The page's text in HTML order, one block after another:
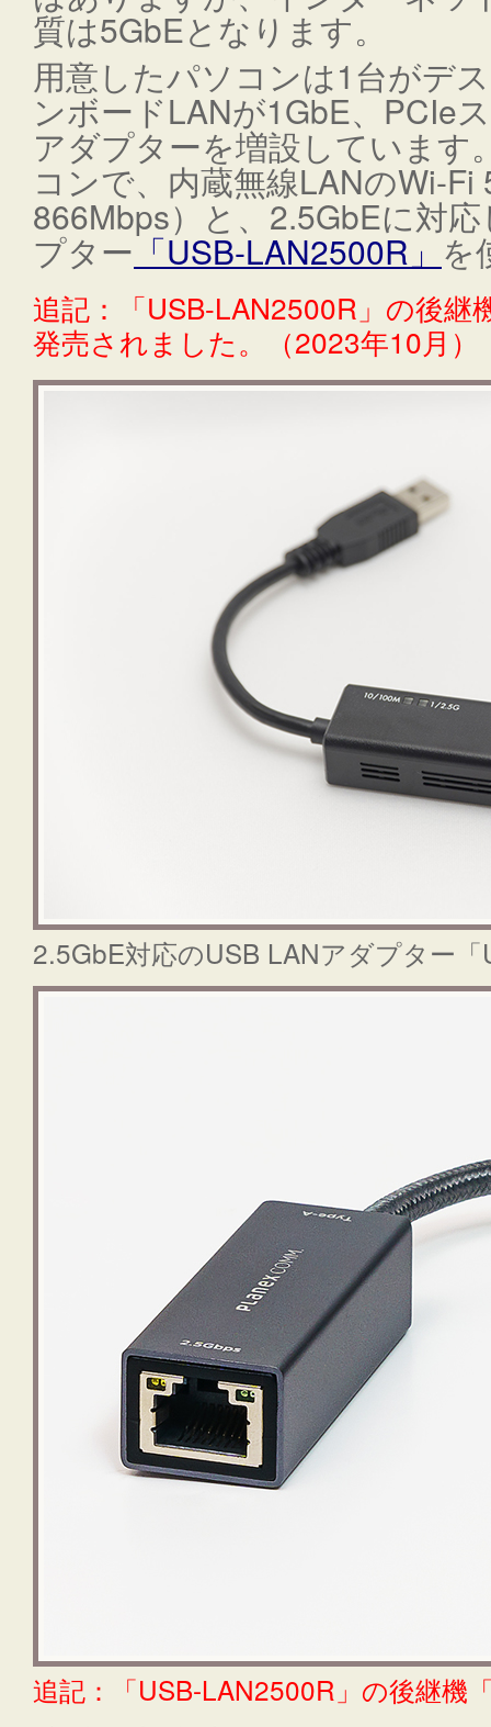
質は5GbEとなります。
用意したパソコンは1台がデ
ンボードLANが1GbE、PCIe
アダプターを増設しています
コンで、内蔵無線LANのWi-Fi
866Mbps）と、2.5GbEに対
プター「USB-LAN2500R」 を
追記：「USB-LAN2500R」の後継
発売されました。（2023年10月）
2.5GbE対応のUSB LANアダプター
追記：「USB-LAN2500R」の後継機